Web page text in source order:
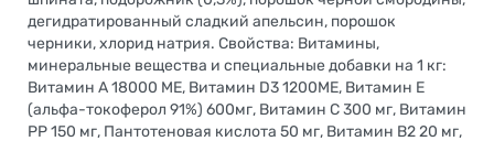
дегидратированный сладкий апельсин, порошок
черники, хлорид натрия. Свойства: Витамины,
минеральные вещества и специальные добавки на 1 кг:
Витамин А 18000 МЕ, Витамин D3 1200МЕ, Витамин Е
(альфа-токоферол 91%) 600мг, Витамин С 300 мг, Витамин
РР 150 мг, Пантотеновая кислота 50 мг, Витамин В2 20 мг,